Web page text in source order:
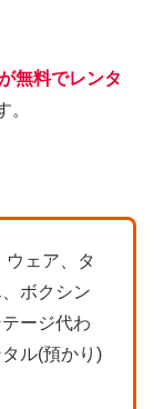
無料でレンタ
。
ウェア、タ
ボクシン
ージ代わ
ル(預かり)